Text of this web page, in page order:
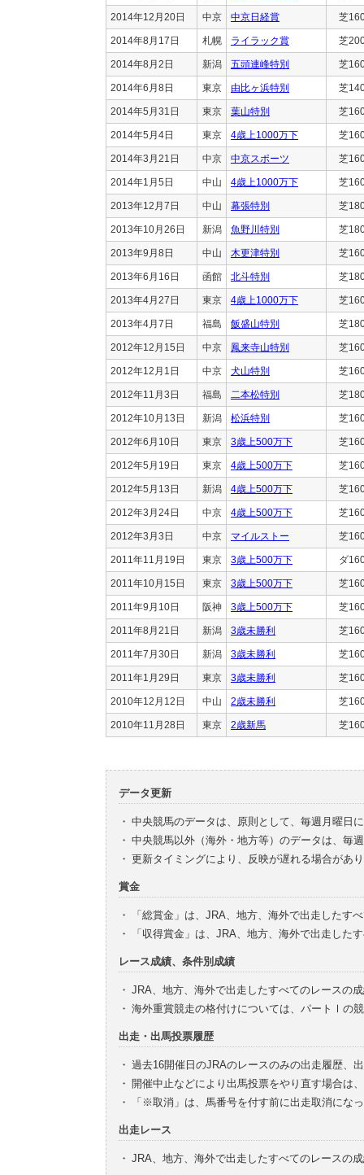
2014年12月20日 中京 中京日経賞 芝
2014年8月17日 札幌 ライラック賞 芝
2014年8月2日 新潟 五頭連峰特別 芝
2014年6月8日 東京 由比ヶ浜特別 芝
2014年5月31日 東京 葉山特別 芝
2014年5月4日 東京 4歳上1000万下 芝
2014年3月21日 中京 中京スポーツ 芝
2014年1月5日 中山 4歳上1000万下 芝
2013年12月7日 中山 幕張特別 芝
2013年10月26日 新潟 魚野川特別 芝
2013年9月8日 中山 木更津特別 芝
2013年6月16日 函館 北斗特別 芝
2013年4月27日 東京 4歳上1000万下 芝
2013年4月7日 福島 飯盛山特別 芝
2012年12月15日 中京 鳳来寺山特別 芝
2012年12月1日 中京 犬山特別 芝
2012年11月3日 福島 二本松特別 芝
2012年10月13日 新潟 松浜特別 芝
2012年6月10日 東京 3歳上500万下 芝
2012年5月19日 東京 4歳上500万下 芝
2012年5月13日 新潟 4歳上500万下 芝
2012年3月24日 中京 4歳上500万下 芝
2012年3月3日 中京 マイルストー 芝
2011年11月19日 東京 3歳上500万下 ダ
2011年10月15日 東京 3歳上500万下 芝
2011年9月10日 阪神 3歳上500万下 芝
2011年8月21日 新潟 3歳未勝利 芝
2011年7月30日 新潟 3歳未勝利 芝
2011年1月29日 東京 3歳未勝利 芝
2010年12月12日 中山 2歳未勝利 芝
2010年11月28日 東京 2歳新馬 芝
データ更新
・ 中央競馬のデータは、原則として、毎週月曜日
・ 中央競馬以外（海外・地方等）のデータは、毎
・ 更新タイミングにより、反映が遅れる場合があ
賞金
・
「総賞金」は、JRA、地方、海外で出走したす
・
「収得賞金」は、JRA、地方、海外で出走した
レース成績、条件別成績
・ JRA、地方、海外で出走したすべてのレースの
・ 海外重賞競走の格付けについては、パートⅠの
出走・出馬投票履歴
・ 過去16開催日のJRAのレースのみの出走履歴、
・ 開催中止などにより出馬投票をやり直す場合は
・
「※取消」は、馬番号を付す前に出走取消にな
出走レース
・ JRA、地方、海外で出走したすべてのレースの